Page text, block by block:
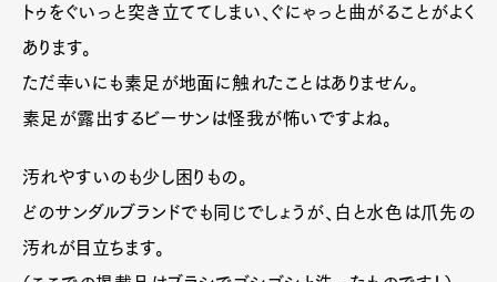
トゥをぐいっと突き立ててしまい、ぐにゃっと曲がることがよく
あります。
ただ幸いにも素足が地面に触れたことはありません。
素足が露出するビーサンは怪我が怖いですよね。
汚れやすいのも少し困りもの。
どのサンダルブランドでも同じでしょうが、白と水色は爪先の
汚れが目立ちます。